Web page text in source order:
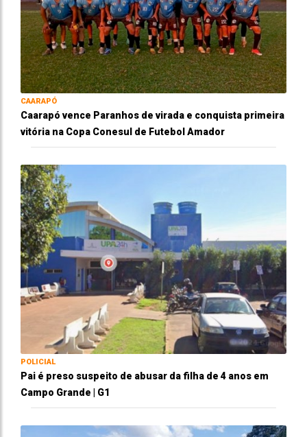
CAARAPÓ
Caarapó vence Paranhos de virada e conquista primeira
vitória na Copa Conesul de Futebol Amador
POLICIAL
Pai é preso suspeito de abusar da filha de 4 anos em
Campo Grande | G1